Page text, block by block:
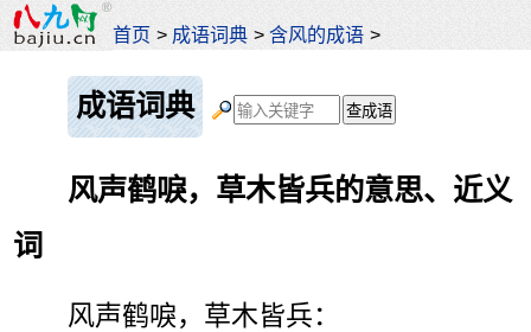
首页 > 成语词典 >含风的成语 >
成语词典
风声鹤唳，草木皆兵的意思、近义
词
风声鹤唳，草木皆兵：